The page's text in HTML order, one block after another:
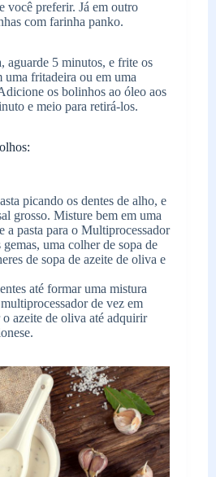
você preferir. Já em outro
com farinha panko.
aguarde 5 minutos, e frite os
fritadeira ou em uma
os bolinhos ao óleo aos
e meio para retirá-los.
picando os dentes de alho, e
grosso. Misture bem em uma
a pasta para o Multiprocessador
uma colher de sopa de
de sopa de azeite de oliva e
até formar uma mistura
de vez em
o azeite de oliva até adquirir